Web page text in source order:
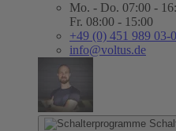
Mo. - Do. 07:00 -
Fr. 08:00 - 15:00
+49 (0) 451 989 03-0
info@voltus.de